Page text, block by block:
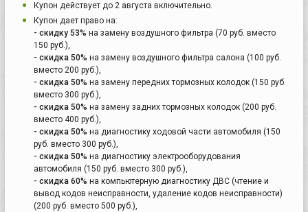
Купон действует до 2 августа включительно.
Купон дает право на:
- скидку 53% на замену воздушного фильтра (70 руб. вместо
150 руб.),
- скидка 50% на замену воздушного фильтра салона (100 руб.
вместо 200 руб.),
- скидка 50% на замену передних тормозных колодок (150 руб.
вместо 300 руб.),
- скидка 50% на замену задних тормозных колодок (200 руб.
вместо 400 руб.),
- скидка 50% на диагностику ходовой части автомобиля (150
руб. вместо 300 руб.),
- скидка 50% на диагностику электрооборудования
автомобиля (150 руб. вместо 300 руб.),
- скидка 60% на компьютерную диагностику ДВС (чтение и
вывод кодов неисправности, удаление кодов неисправности)
(200 руб. вместо 500 руб.),